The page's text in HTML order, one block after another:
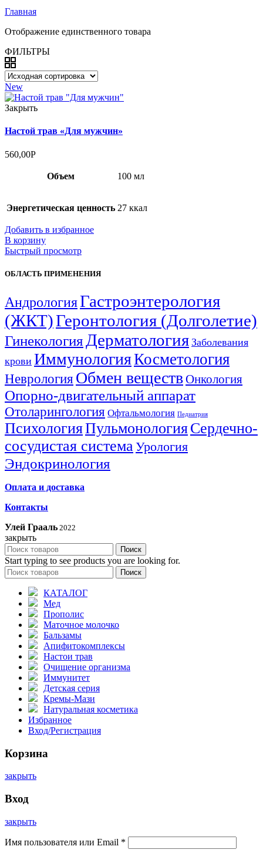
Главная
Отображение единственного товара
ФИЛЬТРЫ
New
Закрыть
Настой трав «Для мужчин»
560,00Р
Объем 100 мл
Энергетическая ценность 27 ккал
Добавить в избранное
В корзину
Быстрый просмотр
ОБЛАСТЬ ПРИМЕНЕНИЯ
АндрологияГастроэнтерология
(ЖКТ)Геронтология (Долголетие)
Гинекология Дерматология Заболевания
крови ИммунологияКосметология
Неврология Обмен веществОнкология
Опорно-двигательный аппарат
Отоларингология Офтальмология Педиатрия
ПсихологияПульмонологияСердечно-
сосудистая системаУрология
Эндокринология
Оплата и доставка
Контакты
Улей Грааль 2022
закрыть
Поиск
Start typing to see products you are looking for.
Поиск
КАТАЛОГ
Мед
Прополис
Маточное молочко
Бальзамы
Апифитокомплексы
Настои трав
Очищение организма
Иммунитет
Детская серия
Кремы-Мази
Натуральная косметика
Избранное
Вход/Регистрация
Корзина
закрыть
Вход
закрыть
Имя пользователя или Email *